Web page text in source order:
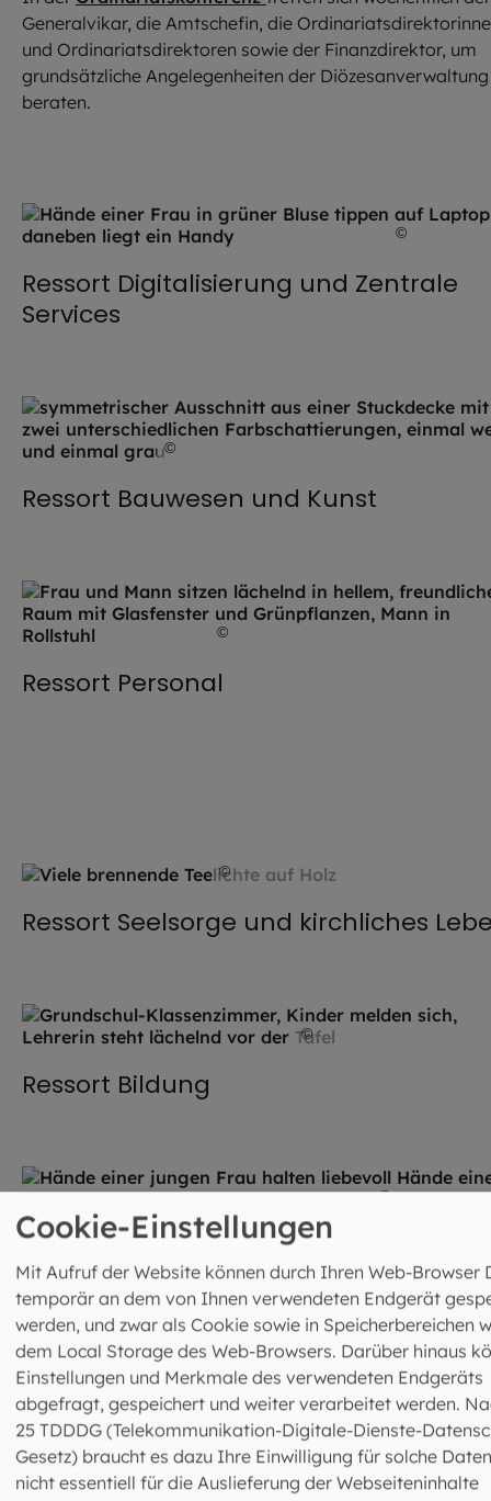
Generalvikar, die Amtschefin, die
und Ordinariatsdirektoren sowie der Finanzdirektor, um
grundsätzliche Angelegenheiten der Diözesanverwaltung
beraten.
©
Ressort Digitalisierung und Zentrale
Services
©
Ressort Bauwesen und Kunst
©
Ressort Personal
© weyo / stock.adobe.com
Ressort Seelsorge und kirchliches
© contrastwerkstatt /
Ressort Bildung
© C.Arcurs/
Ressort Caritas und Beratung
© Hendrik Steffens / EOM
Cookie-Einstellungen
Mit Aufruf der Website können durch Ihren Web-Browser
temporär an dem von Ihnen verwendeten Endgerät
werden, und zwar als Cookie sowie in Speicherbereichen
dem Local Storage des Web-Browsers. Darüber hinaus
Einstellungen und Merkmale des verwendeten Endgeräts
abgefragt, gespeichert und weiter verarbeitet werden.
25 TDDDG (Telekommunikation-Digitale-Dienste-
Gesetz) braucht es dazu Ihre Einwilligung für solche
nicht essentiell für die Auslieferung der Webseiteninhalte